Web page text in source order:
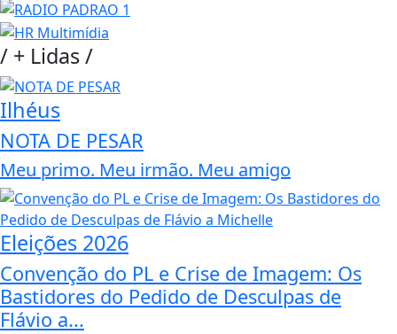
/ + Lidas/
Ilhéus
NOTA DE PESAR
Meu primo. Meu irmão. Meu amigo
Eleições 2026
Convenção do PL e Crise de Imagem: Os
Bastidores do Pedido de Desculpas de
Flávio a...